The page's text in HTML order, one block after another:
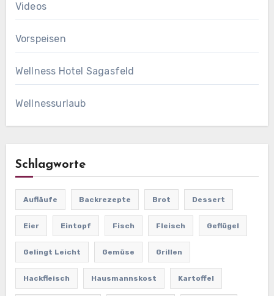
Videos
Vorspeisen
Wellness Hotel Sagasfeld
Wellnessurlaub
Schlagworte
Aufläufe Backrezepte Brot Dessert
Eier Eintopf Fisch Fleisch Geflügel
Gelingt Leicht Gemüse Grillen
Hackfleisch Hausmannskost Kartoffel